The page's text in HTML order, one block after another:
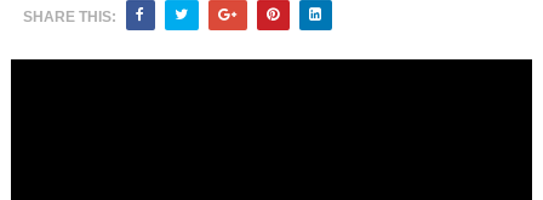
SHARE THIS: